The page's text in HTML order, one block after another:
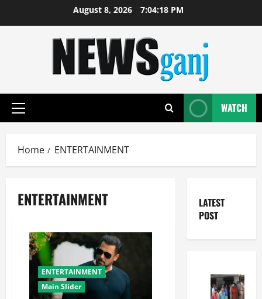
August 8, 2026 7:04:19 PM
Primary
WATCH
Home ENTERTAINMENT
ENTERTAINMENT
ENTERTAINMENT
Main Slider
LATEST
POST